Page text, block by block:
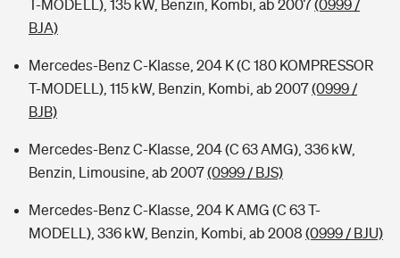
T-MODELL), 135 kW, Benzin, Kombi, ab 2007(0999 /
BJA)
Mercedes-Benz C-Klasse, 204 K (C 180 KOMPRESSOR
T-MODELL), 115 kW, Benzin, Kombi, ab 2007(0999 /
BJB)
Mercedes-Benz C-Klasse, 204 (C 63 AMG), 336 kW,
Benzin, Limousine, ab 2007(0999 / BJS)
Mercedes-Benz C-Klasse, 204 K AMG (C 63 T-
MODELL), 336 kW, Benzin, Kombi, ab 2008 (0999 / BJU)